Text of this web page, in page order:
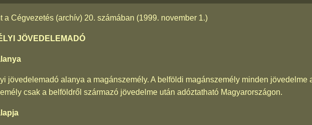
a Cégvezetés (archív) 20. számában (1999. november 1.)
JÖVEDELEMADÓ
jövedelemadó alanya a magánszemély. A belföldi magánszemély minden jövedelme
csak a belföldről származó jövedelme után adóztatható Magyarországon.